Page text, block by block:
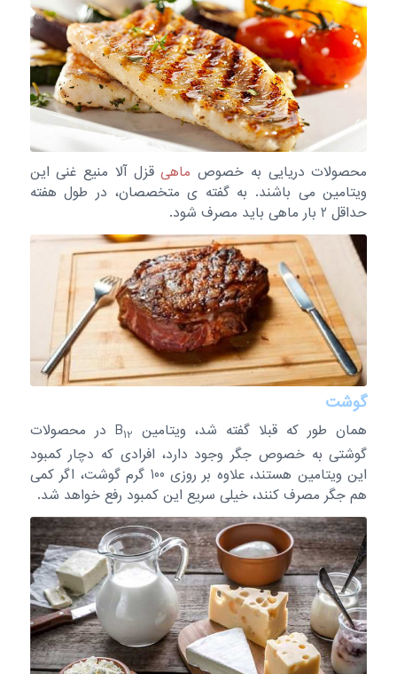
محصولات دریایی به خصوص ماهیقزل آلا منیع غنی این
ویتامین می باشند. به گفته ی متخصصان، در طول هفته
حداقل 2 بار ماهی باید مصرف شود.
گوشت
همان طور که قبلا گفته شد، ویتامین B 12
در محصولات
گوشتی به خصوص جگر وجود دارد، افرادی که دچار کمبود
این ویتامین هستند، علاوه بر روزی 100 گرم گوشت، اگر کمی
هم جگر مصرف کنند، خیلی سریع این کمبود رفع خواهد شد.